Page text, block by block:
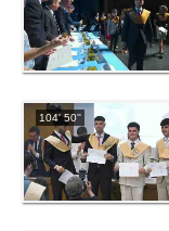
104' 50''